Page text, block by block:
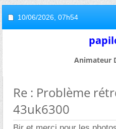
10/06/2026, 07h54
Animateur
Re : Problème
43uk6300